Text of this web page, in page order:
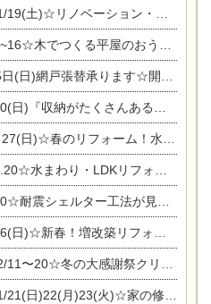
家の修理まつり＆増改築・リフォームまつりin扶桑ゴルフ
る平屋のおうちのつくり方【完全予約制】
(日)網戸張替承ります☆開催！
がたくさんあるおうち現場見学会』
まわりLDKリフォーム相談会&今がチャンス！エアコン相談会
LDKリフォーム相談会＆エアコン相談会
ェルター工法が見れる完成見学会
！増改築リフォーム&家の修理まつり
冬の大感謝祭クリスマス相談会開催
火)☆家の修理まつり＆増改築リフォーム相談会